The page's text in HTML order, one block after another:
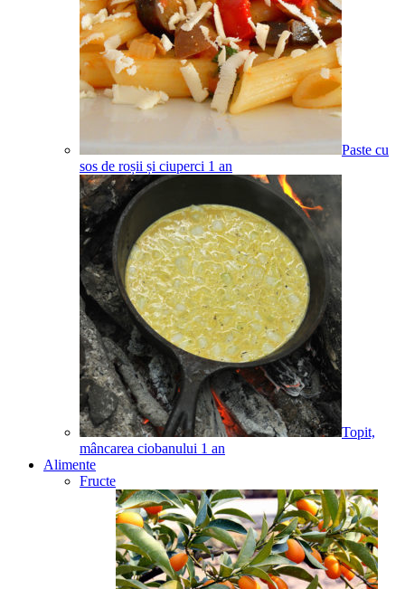
Paste cu
sos de roșii și ciuperci 1 an
Topit,
mâncarea ciobanului 1 an
Alimente
Fructe